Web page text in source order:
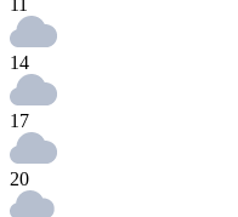
11
14
17
20